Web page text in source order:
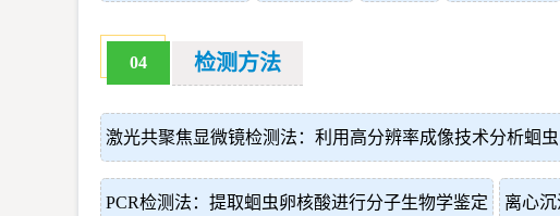
04 检测方法
激光共聚焦显微镜检测法：利用高分辨率成像技术分析蛔
PCR检测法：提取蛔虫卵核酸进行分子生物学鉴定 离心